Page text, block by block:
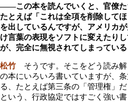
――この本を読んでいくと、官僚た
たとえば「これは全項を削除して
を出しているんですが、アメリカ
け言葉の表現をソフトに変えたり
が、完全に無視されてしまっている
松竹 そうです。そこをどう読み解
の本にいろいろ書いていますが、
る、たとえば第三条の「管理権」
という、行政協定ではすごく強い